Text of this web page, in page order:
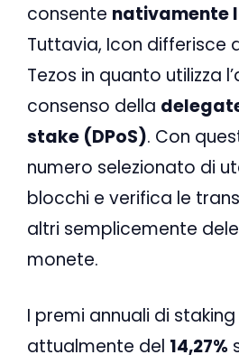
consente nativamente
Tuttavia, Icon differisce
Tezos in quanto utilizza
consenso della
stake (DPoS). Con
numero selezionato di
blocchi e verifica le
altri semplicemente
monete.
I premi annuali di staking
attualmente del 14,27%